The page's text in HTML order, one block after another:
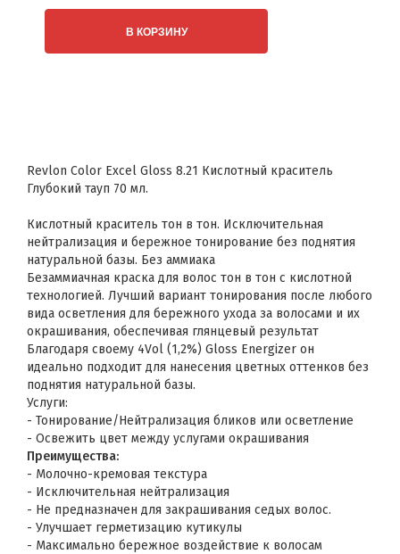
В КОРЗИНУ
Revlon Color Excel Gloss 8.21 Кислотный краситель
Глубокий тауп 70 мл.
Кислотный краситель тон в тон. Исключительная
нейтрализация и бережное тонирование без поднятия
натуральной базы. Без аммиака
Безаммиачная краска для волос тон в тон с кислотной
технологией. Лучший вариант тонирования после любого
вида осветления для бережного ухода за волосами и их
окрашивания, обеспечивая глянцевый результат
Благодаря своему 4Vol (1,2%) Gloss Energizer он
идеально подходит для нанесения цветных оттенков без
поднятия натуральной базы.
Услуги:
- Тонирование/Нейтрализация бликов или осветление
- Освежить цвет между услугами окрашивания
Преимущества:
- Молочно-кремовая текстура
- Исключительная нейтрализация
- Не предназначен для закрашивания седых волос.
- Улучшает герметизацию кутикулы
- Максимально бережное воздействие к волосам